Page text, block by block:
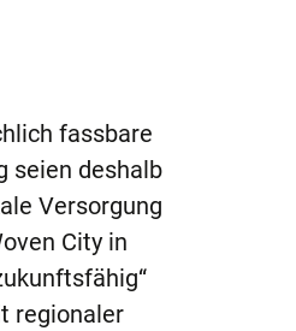
fassbare
seien deshalb
Versorgung
City in
regionaler